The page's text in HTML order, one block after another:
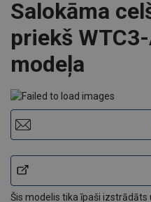
Salokāma
priekš
modeļa
Šis modelis tika īpaši